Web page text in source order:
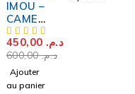
IMOU –
CAMER
A IPC-
K3DP-
3H0WF
BULLET
2E 3MP
د.م.600,00
د.م.
Ajouter
au panier